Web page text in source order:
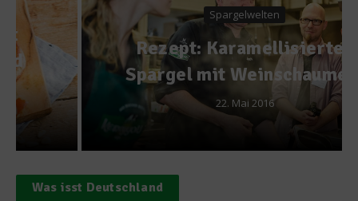
Spargelwelten
Rezept: Karamellisierter
Spargel mit Weinschaumeis
22. Mai 2016
Was isst Deutschland